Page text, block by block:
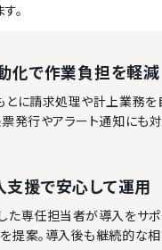
。
化で作業負担を軽減
に請求処理や計上業務
発行やアラート通知にも
援で安心して運用
専任担当者が導入をサポ
提案。導入後も継続的な